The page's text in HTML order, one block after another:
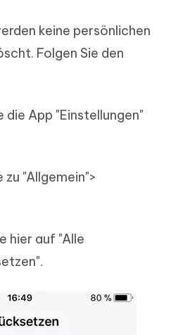
keine persönlichen
Folgen Sie den
die App "Einstellungen"
zu "Allgemein">
hier auf "Alle